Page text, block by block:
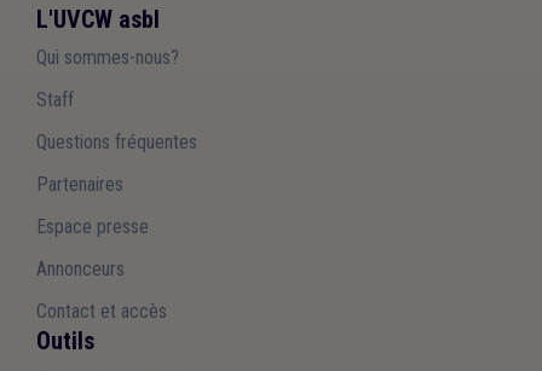
L'UVCW asbl
Qui sommes-nous?
Staff
Questions fréquentes
Partenaires
Espace presse
Annonceurs
Contact et accès
Outils